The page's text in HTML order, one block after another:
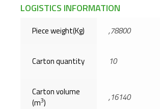
LOGISTICS INFORMATION
Piece weight(Kg) ,78800
Carton quantity 10
Carton volume
(m3) ,16140